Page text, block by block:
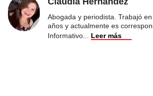
Abogada y periodista. Trabajó
años y actualmente es
Informativo
Leer más